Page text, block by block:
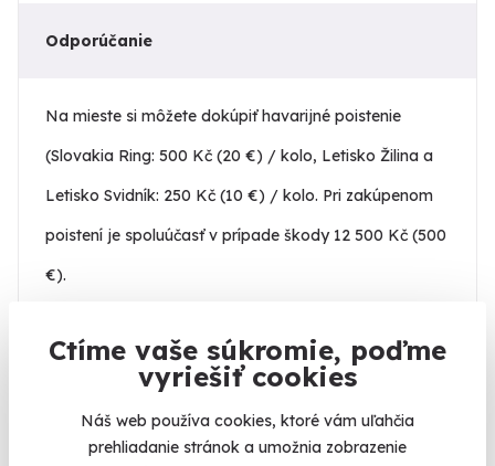
Ctíme vaše súkromie, poďme
vyriešiť cookies
Náš web používa cookies, ktoré vám uľahčia
prehliadanie stránok a umožnia zobrazenie
Odporúčanie
Na mieste si môžete dokúpiť havarijné poistenie
(Slovakia Ring: 500 Kč (20 €) / kolo, Letisko Žilina a
Letisko Svidník: 250 Kč (10 €) / kolo. Pri zakúpenom
poistení je spoluúčasť v prípade škody 12 500 Kč (500
€).
Obmedzenie
Minimálny vek vodiča je 18 rokov a podmienkou